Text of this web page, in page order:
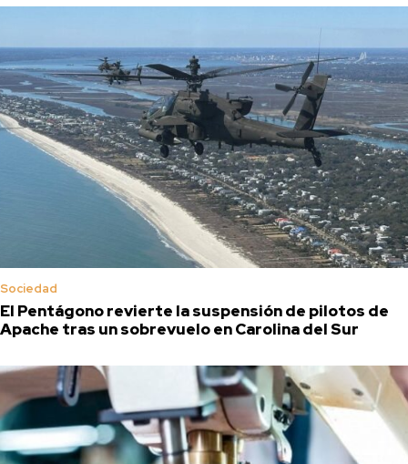
Sociedad
El Pentágono revierte la suspensión de pilotos de
Apache tras un sobrevuelo en Carolina del Sur